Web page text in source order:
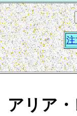
アリア